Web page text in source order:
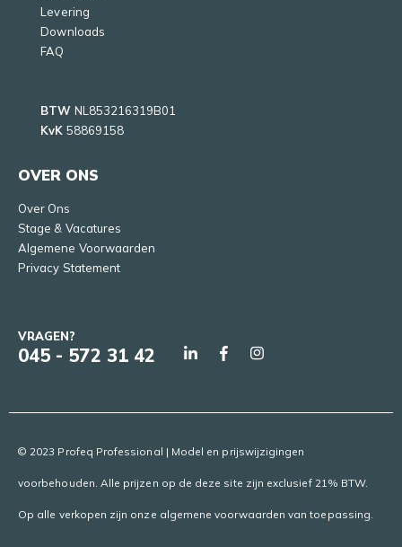
Levering
Downloads
FAQ
BTW NL853216319B01
KvK 58869158
OVER ONS
Over Ons
Stage & Vacatures
Algemene Voorwaarden
Privacy Statement
VRAGEN?
045 - 572 31 42
© 2023 Profeq Professional | Model en prijswijzigingen
voorbehouden. Alle prijzen op de deze site zijn exclusief 21% BTW.
Op alle verkopen zijn onze algemene voorwaarden van toepassing.